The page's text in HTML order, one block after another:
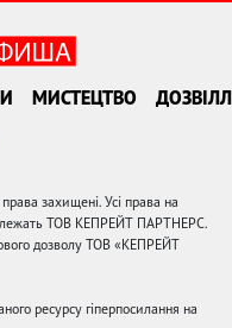
МИСТЕЦТВО
захищені. Усі права на
ТОВ КЕПРЕЙТ ПАРТНЕРС.
дозволу ТОВ «КЕПРЕЙТ
ресурсу гіперпосилання на